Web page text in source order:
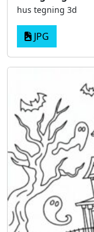
hus tegning 3d
JPG